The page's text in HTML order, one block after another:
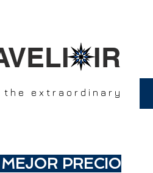
IR
the extraordinary
PRECIO